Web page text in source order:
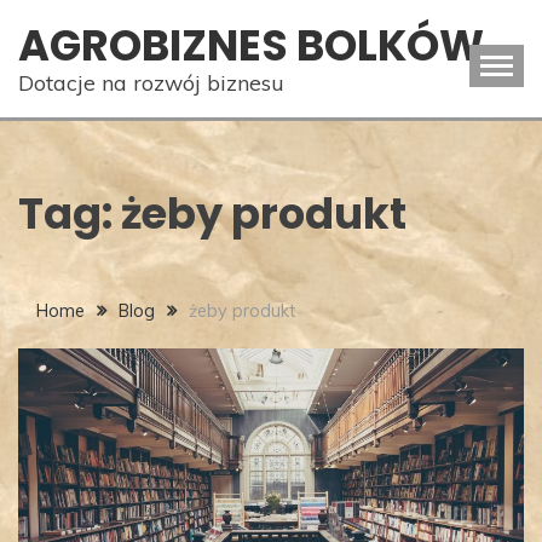
content
AGROBIZNES BOLKÓW
Dotacje na rozwój biznesu
Tag:żeby produkt
Home Blog żeby produkt